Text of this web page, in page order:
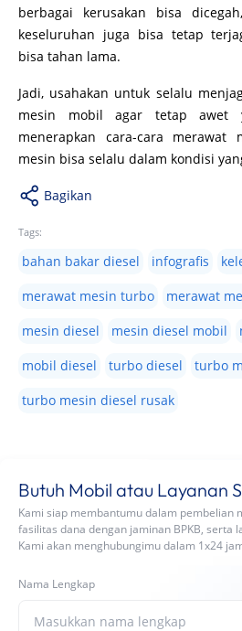
berbagai kerusakan bisa
keseluruhan juga bisa tetap
bisa tahan lama.
Jadi, usahakan untuk selalu
mesin mobil agar tetap awet
menerapkan cara-cara
mesin bisa selalu dalam kondisi
Bagikan
Tags:
bahan bakar diesel infografis
merawat mesin turbo
merawat
mesin diesel
mesin diesel mobil
mobil diesel
turbo diesel
turbo
turbo mesin diesel rusak
Butuh Mobil atau Layanan
Kami siap membantumu dalam pembelian
fasilitas dana dengan jaminan BPKB, serta
Kami akan menghubungimu dalam 1x24
Nama Lengkap